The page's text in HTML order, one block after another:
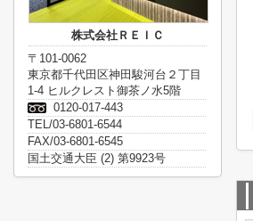
株式会社ＲＥＩＣ
〒101-0062
東京都千代田区神田駿河台２丁目
1-4 ヒルクレスト御茶ノ水5階
0120-017-443
TEL/03-6801-6544
FAX/03-6801-6545
国土交通大臣 (2) 第9923号